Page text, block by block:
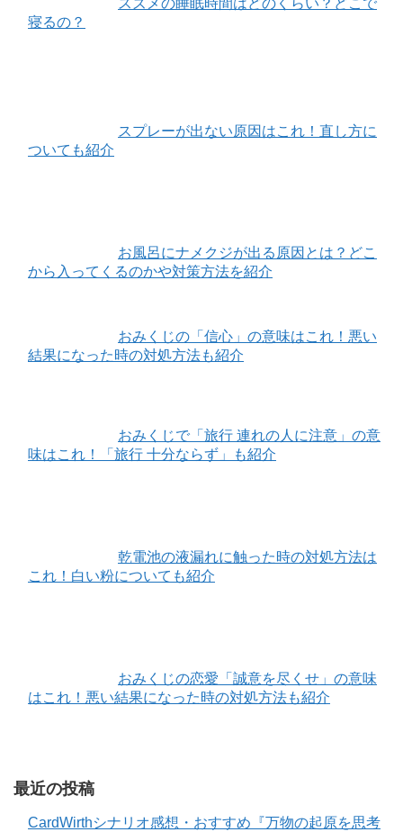
スズメの睡眠時間はどのくらい？どこで
寝るの？
スプレーが出ない原因はこれ！直し方に
ついても紹介
お風呂にナメクジが出る原因とは？どこ
から入ってくるのかや対策方法を紹介
おみくじの「信心」の意味はこれ！悪い
結果になった時の対処方法も紹介
おみくじで「旅行 連れの人に注意」の意
味はこれ！「旅行 十分ならず」も紹介
乾電池の液漏れに触った時の対処方法は
これ！白い粉についても紹介
おみくじの恋愛「誠意を尽くせ」の意味
はこれ！悪い結果になった時の対処方法も紹介
最近の投稿
CardWirthシナリオ感想・おすすめ『万物の起原を思考